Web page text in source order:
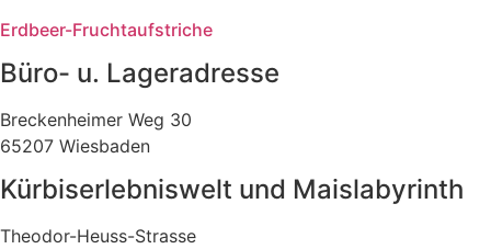
Erdbeer-Fruchtaufstriche
Büro- u. Lageradresse
Breckenheimer Weg 30
65207 Wiesbaden
Kürbiserlebniswelt und Maislabyrinth
Theodor-Heuss-Strasse